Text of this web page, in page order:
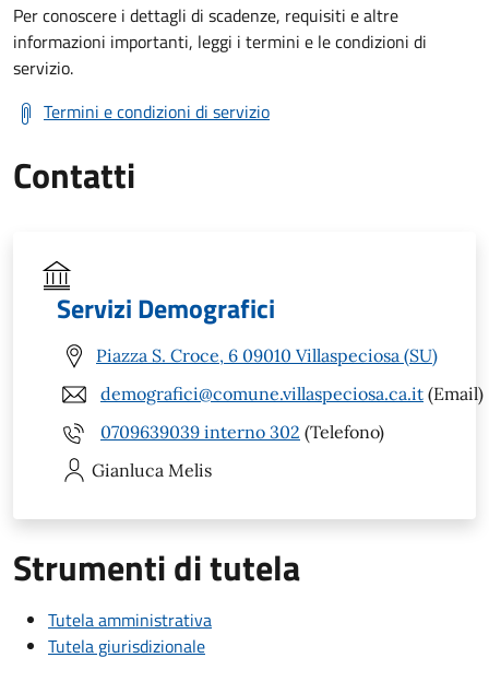
Per conoscere i dettagli di scadenze, requisiti e altre
informazioni importanti, leggi i termini e le condizioni di
servizio.
Termini e condizioni di servizio
Contatti
Servizi Demografici
Piazza S. Croce, 6 09010 Villaspeciosa (SU)
demografici@comune.villaspeciosa.ca.it (Email)
0709639039 interno 302 (Telefono)
Gianluca Melis
Strumenti di tutela
Tutela amministrativa
Tutela giurisdizionale